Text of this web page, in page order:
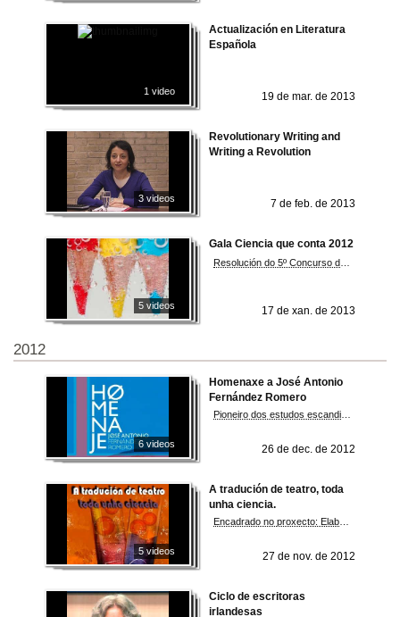
1 video
Actualización en Literatura
Española
19 de mar. de 2013
3 videos
Revolutionary Writing and
Writing a Revolution
7 de feb. de 2013
5 videos
Gala Ciencia que conta 2012
17 de xan. de 2013
2012
6 videos
Homenaxe a José Antonio
Fernández Romero
26 de dec. de 2012
5 videos
A tradución de teatro, toda
unha ciencia.
27 de nov. de 2012
Ciclo de escritoras
irlandesas